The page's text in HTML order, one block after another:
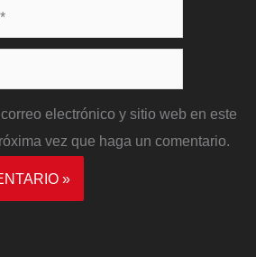
electrónico y sitio web en este
vez que haga un comentario.